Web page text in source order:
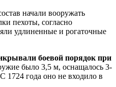
начали вооружать
пехоты, согласно
удлиненные и рогаточные
боевой порядок при
было 3,5 м, оснащалось 3-
1724 года оно не входило в